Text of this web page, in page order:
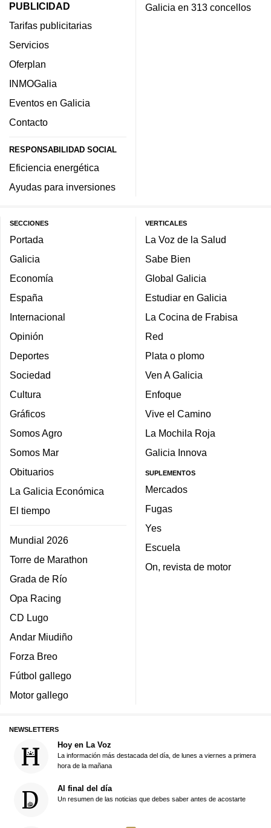
PUBLICIDAD
Tarifas publicitarias
Servicios
Oferplan
INMOGalia
Eventos en Galicia
Contacto
RESPONSABILIDAD SOCIAL
Eficiencia energética
Ayudas para inversiones
Galicia en 313 concellos
SECCIONES
Portada
Galicia
Economía
España
Internacional
Opinión
Deportes
Sociedad
Cultura
Gráficos
Somos Agro
Somos Mar
Obituarios
La Galicia Económica
El tiempo
Mundial 2026
Torre de Marathon
Grada de Río
Opa Racing
CD Lugo
Andar Miudiño
Forza Breo
Fútbol gallego
Motor gallego
VERTICALES
La Voz de la Salud
Sabe Bien
Global Galicia
Estudiar en Galicia
La Cocina de Frabisa
Red
Plata o plomo
Ven A Galicia
Enfoque
Vive el Camino
La Mochila Roja
Galicia Innova
SUPLEMENTOS
Mercados
Fugas
Yes
Escuela
On, revista de motor
NEWSLETTERS
Hoy en La Voz
La información más destacada del día, de lunes a viernes a primera
hora de la mañana
Al final del día
Un resumen de las noticias que debes saber antes de acostarte